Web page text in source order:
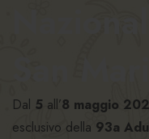
Dal 5 all’8 maggio
esclusivo della 93a